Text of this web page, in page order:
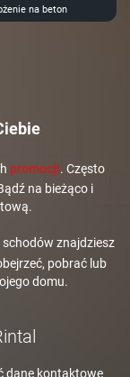
na beton
promocji. Często
na bieżąco i
znajdziesz
pobrać lub
domu.
dane kontaktowe